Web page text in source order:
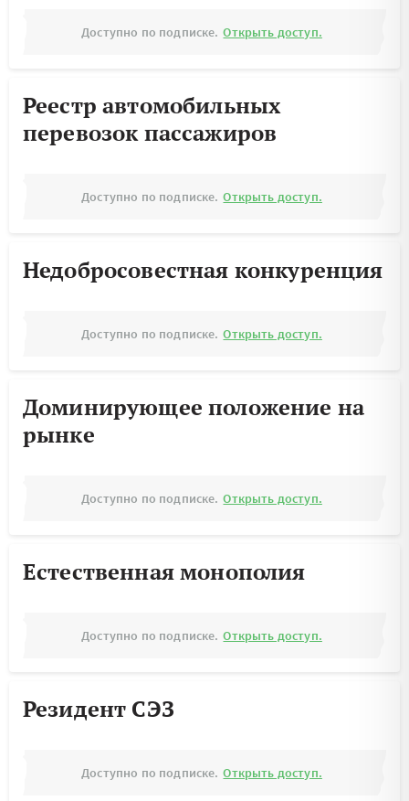
Доступно по подписке. Открыть доступ.
Реестр автомобильных
перевозок пассажиров
Доступно по подписке. Открыть доступ.
Недобросовестная конкуренция
Доступно по подписке. Открыть доступ.
Доминирующее положение на
рынке
Доступно по подписке. Открыть доступ.
Естественная монополия
Доступно по подписке. Открыть доступ.
Резидент СЭЗ
Доступно по подписке. Открыть доступ.